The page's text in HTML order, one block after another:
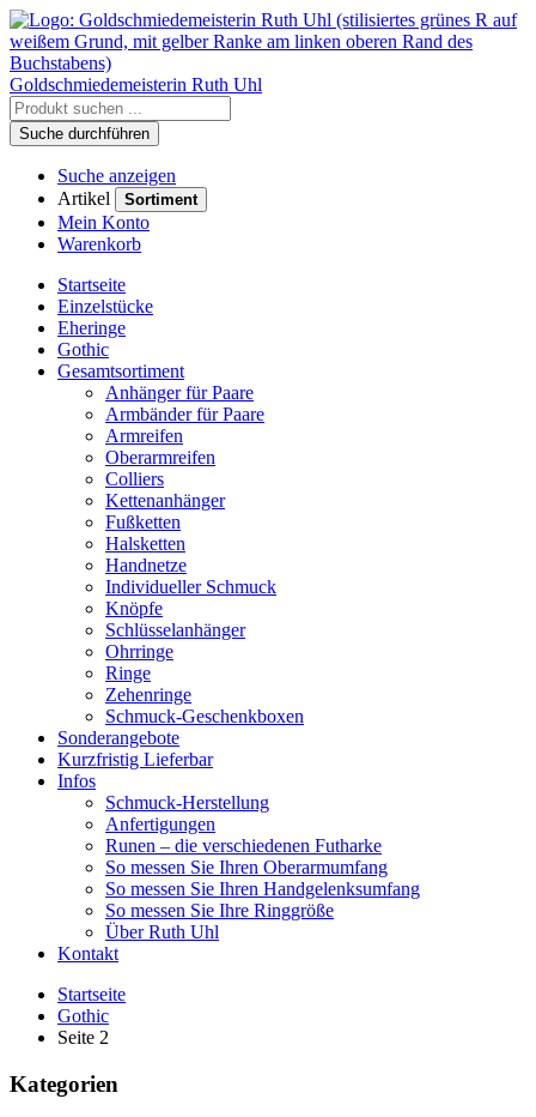
Goldschmiedemeisterin Ruth Uhl
Suche durchführen
Suche anzeigen
Artikel
Sortiment
Mein Konto
Warenkorb
Startseite
Einzelstücke
Eheringe
Gothic
Gesamtsortiment
Anhänger für Paare
Armbänder für Paare
Armreifen
Oberarmreifen
Colliers
Kettenanhänger
Fußketten
Halsketten
Handnetze
Individueller Schmuck
Knöpfe
Schlüsselanhänger
Ohrringe
Ringe
Zehenringe
Schmuck-Geschenkboxen
Sonderangebote
Kurzfristig Lieferbar
Infos
Schmuck-Herstellung
Anfertigungen
Runen – die verschiedenen Futharke
So messen Sie Ihren Oberarmumfang
So messen Sie Ihren Handgelenksumfang
So messen Sie Ihre Ringgröße
Über Ruth Uhl
Kontakt
Startseite
Gothic
Seite 2
Kategorien